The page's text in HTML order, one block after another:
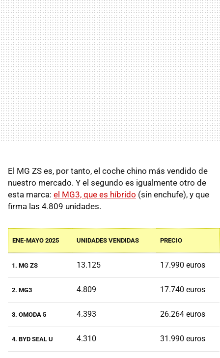
El MG ZS es, por tanto, el coche chino más vendido de
nuestro mercado. Y el segundo es igualmente otro de
esta marca: el MG3, que es híbrido (sin enchufe), y que
firma las 4.809 unidades.
ENE-MAYO 2025 UNIDADES VENDIDAS PRECIO
1. MG ZS 13.125 17.990 euros
2. MG3 4.809 17.740 euros
3. OMODA 5 4.393 26.264 euros
4. BYD SEAL U 4.310 31.990 euros